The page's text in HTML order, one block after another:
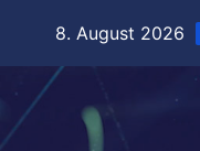
springen
8. August 2026